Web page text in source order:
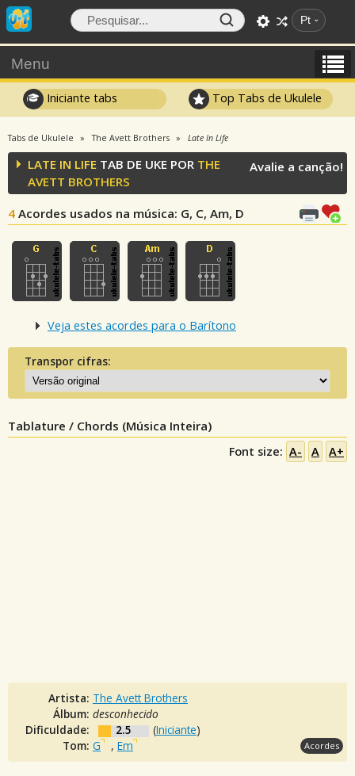
Pt
Menu
Iniciante tabs Top Tabs de Ukulele
Tabs de Ukulele The Avett Brothers Late In Life
LATE IN LIFE TAB DE UKE POR THE
AVETT BROTHERS
4 Acordes usados na música: G, C, Am, D
Avalie a canção!
Veja estes acordes para o Barítono
Transpor cifras:
Tablature / Chords (Música Inteira)
Font size: A- A A+
Artista: The Avett Brothers
Álbum: desconhecido
Dificuldade:
2.5 (Iniciante)
Tom: G , Em Acordes